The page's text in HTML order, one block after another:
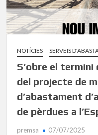
NOTÍCIES SERVEIS
S’obre el
del projecte de
d’abastament
de pèrdues a
premsa 07/07/2025